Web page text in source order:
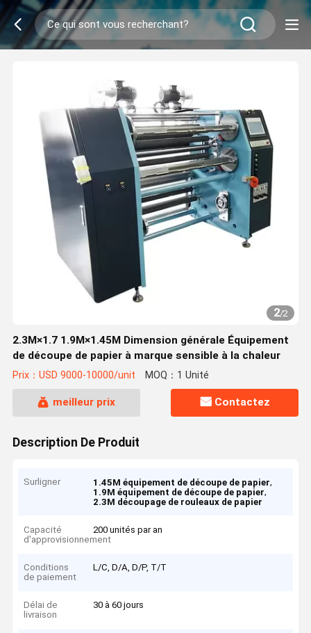
2/2
2.3M×1.7 1.9M×1.45M Dimension générale Équipement
de découpe de papier à marque sensible à la chaleur
Prix：USD 9000-10000/unit MOQ：1 Unité
meilleur prix Contactez
Description De Produit
Surligner 1.45M équipement de découpe de papier,
1.9M équipement de découpe de papier,
2.3M découpage de rouleaux de papier
Capacité
d'approvisionnement
200 unités par an
Conditions
de paiement
L/C, D/A, D/P, T/T
Délai de
livraison
30 à 60 jours